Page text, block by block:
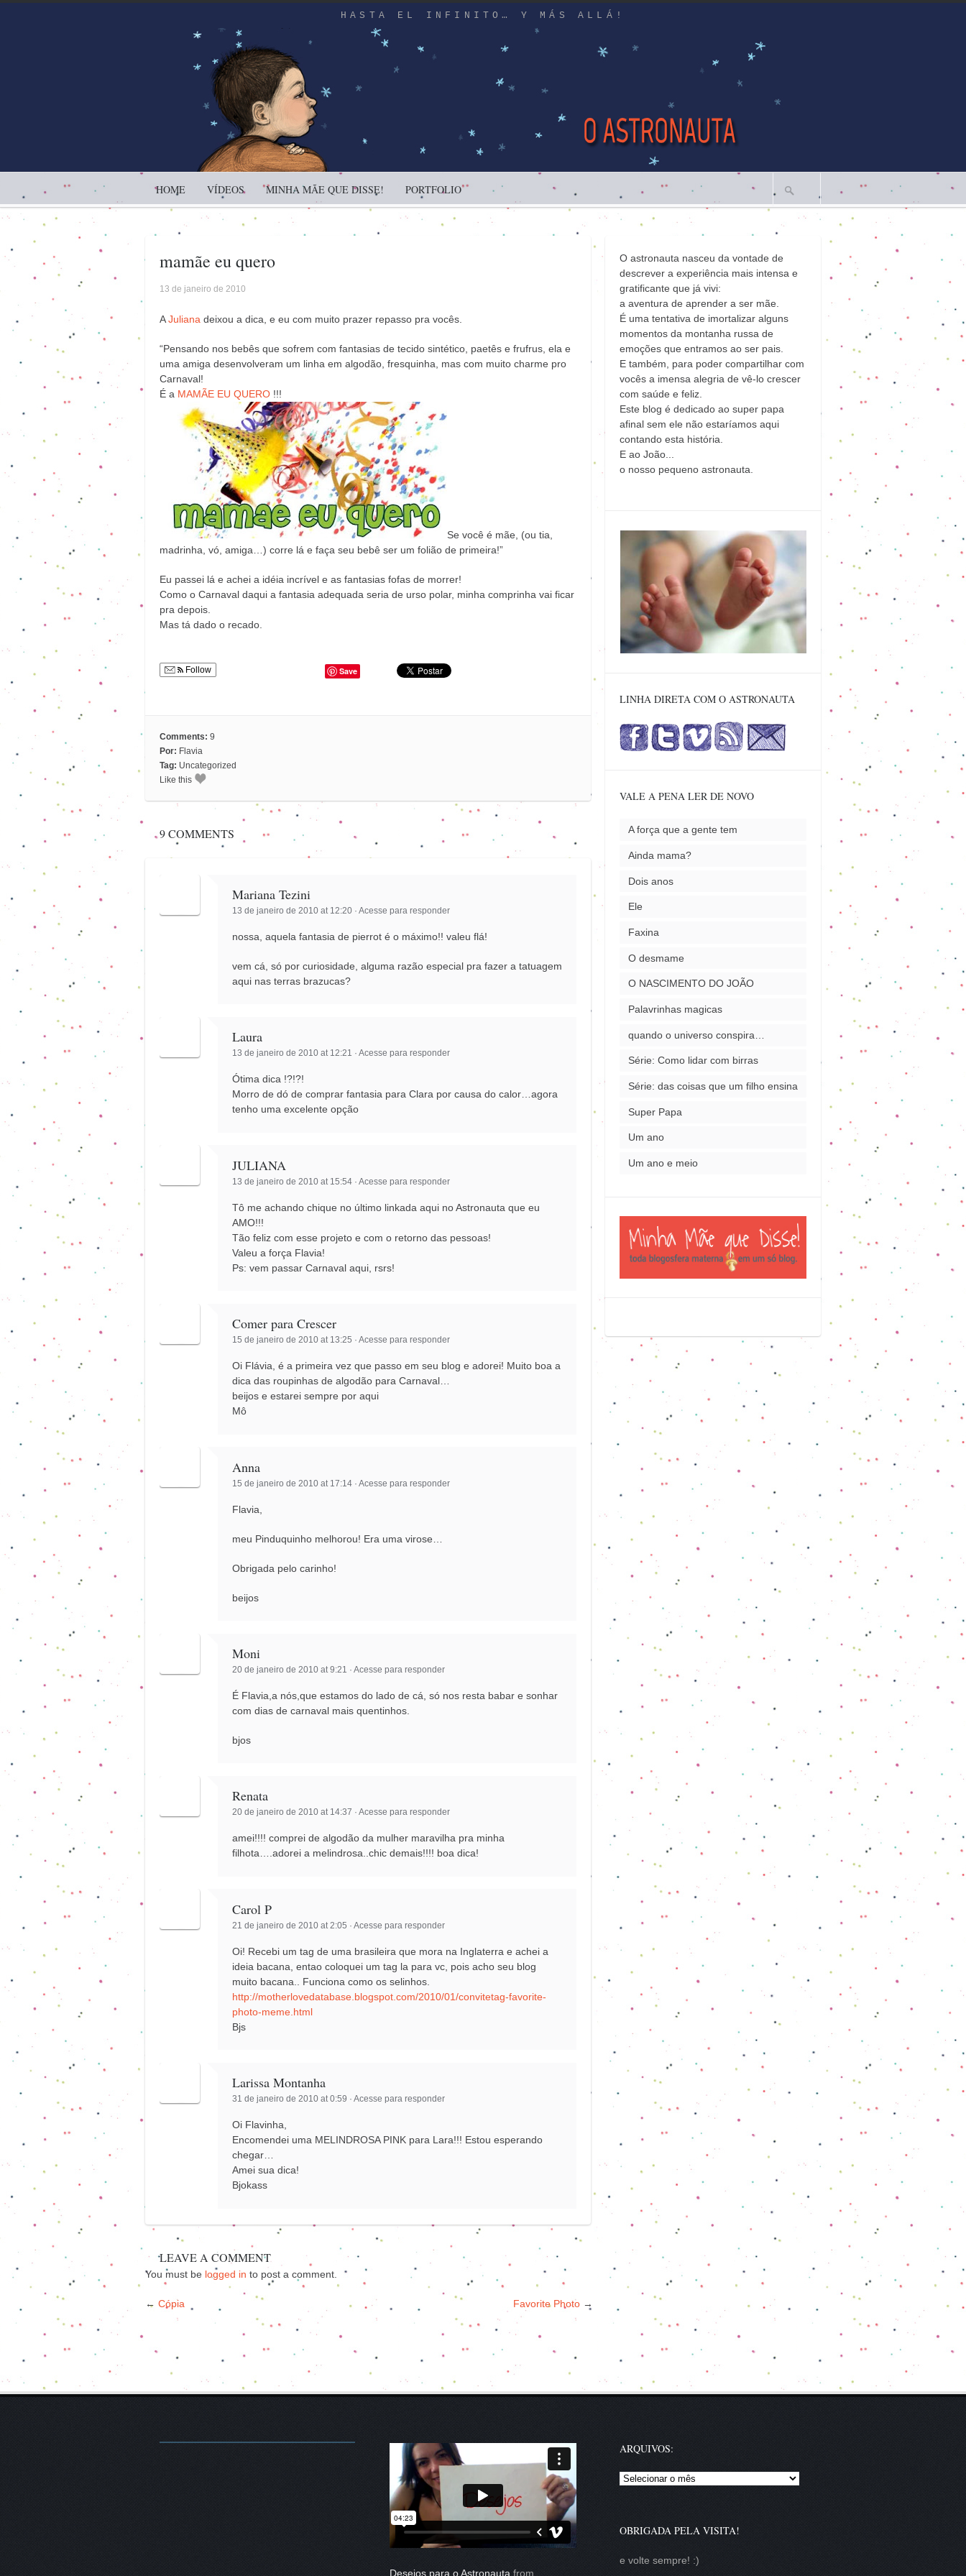
HASTA EL INFINITO… Y MÁS ALLÁ!
HOME VÍDEOS MINHA MÃE QUE DISSE! PORTFOLIO
mamãe eu quero
13 de janeiro de 2010
AJuliana deixou a dica, e eu com muito prazer repasso pra vocês.
“Pensando nos bebês que sofrem com fantasias de tecido sintético, paetês e frufrus, ela e
uma amiga desenvolveram um linha em algodão, fresquinha, mas com muito charme pro
Carnaval!
É a MAMÃE EU QUERO !!!
Se você é mãe, (ou tia,
madrinha, vó, amiga…) corre lá e faça seu bebê ser um folião de primeira!”
Eu passei lá e achei a idéia incrível e as fantasias fofas de morrer!
Como o Carnaval daqui a fantasia adequada seria de urso polar, minha comprinha vai ficar
pra depois.
Mas tá dado o recado.
Follow Save
Comments: 9
Por: Flavia
Tag: Uncategorized
Like this
9 COMMENTS
Mariana Tezini
13 de janeiro de 2010 at 12:20 ·Acesse para responder
nossa, aquela fantasia de pierrot é o máximo!! valeu flá!
vem cá, só por curiosidade, alguma razão especial pra fazer a tatuagem
aqui nas terras brazucas?
Laura
13 de janeiro de 2010 at 12:21 ·Acesse para responder
Ótima dica !?!?!
Morro de dó de comprar fantasia para Clara por causa do calor…agora
tenho uma excelente opção
JULIANA
13 de janeiro de 2010 at 15:54 ·Acesse para responder
Tô me achando chique no último linkada aqui no Astronauta que eu
AMO!!!
Tão feliz com esse projeto e com o retorno das pessoas!
Valeu a força Flavia!
Ps: vem passar Carnaval aqui, rsrs!
Comer para Crescer
15 de janeiro de 2010 at 13:25 ·Acesse para responder
Oi Flávia, é a primeira vez que passo em seu blog e adorei! Muito boa a
dica das roupinhas de algodão para Carnaval…
beijos e estarei sempre por aqui
Mô
Anna
15 de janeiro de 2010 at 17:14 ·Acesse para responder
Flavia,
meu Pinduquinho melhorou! Era uma virose…
Obrigada pelo carinho!
beijos
Moni
20 de janeiro de 2010 at 9:21 ·Acesse para responder
É Flavia,a nós,que estamos do lado de cá, só nos resta babar e sonhar
com dias de carnaval mais quentinhos.
bjos
Renata
20 de janeiro de 2010 at 14:37 ·Acesse para responder
amei!!!! comprei de algodão da mulher maravilha pra minha
filhota….adorei a melindrosa..chic demais!!!! boa dica!
Carol P
21 de janeiro de 2010 at 2:05 ·Acesse para responder
Oi! Recebi um tag de uma brasileira que mora na Inglaterra e achei a
ideia bacana, entao coloquei um tag la para vc, pois acho seu blog
muito bacana.. Funciona como os selinhos.
http://motherlovedatabase.blogspot.com/2010/01/convitetag-favorite-
photo-meme.html
Bjs
Larissa Montanha
31 de janeiro de 2010 at 0:59 ·Acesse para responder
Oi Flavinha,
Encomendei uma MELINDROSA PINK para Lara!!! Estou esperando
chegar…
Amei sua dica!
Bjokass
LEAVE A COMMENT
You must be logged in to post a comment.
← Cópia Favorite Photo →
O astronauta nasceu da vontade de
descrever a experiência mais intensa e
gratificante que já vivi:
a aventura de aprender a ser mãe.
É uma tentativa de imortalizar alguns
momentos da montanha russa de
emoções que entramos ao ser pais.
E também, para poder compartilhar com
vocês a imensa alegria de vê-lo crescer
com saúde e feliz.
Este blog é dedicado ao super papa
afinal sem ele não estaríamos aqui
contando esta história.
E ao João...
o nosso pequeno astronauta.
LINHA DIRETA COM O ASTRONAUTA
VALE A PENA LER DE NOVO
A força que a gente tem
Ainda mama?
Dois anos
Ele
Faxina
O desmame
O NASCIMENTO DO JOÃO
Palavrinhas magicas
quando o universo conspira…
Série: Como lidar com birras
Série: das coisas que um filho ensina
Super Papa
Um ano
Um ano e meio
Desejos para o Astronauta from
ARQUIVOS:
Arquivos:
OBRIGADA PELA VISITA!
e volte sempre! :)